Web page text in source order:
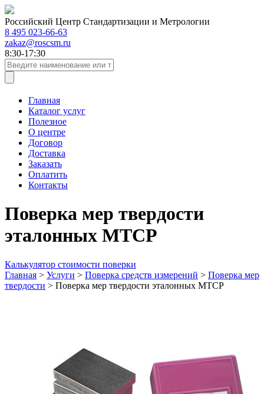
Российский Центр Стандартизации и Метрологии
8 495 023-66-63
zakaz@roscsm.ru
8:30-17:30
Главная
Каталог услуг
Полезное
О центре
Договор
Доставка
Заказать
Оплатить
Контакты
Поверка мер твердости
эталонных МТСР
Калькулятор стоимости поверки
Главная > Услуги > Поверка средств измерений > Поверка мер
твердости > Поверка мер твердости эталонных МТСР